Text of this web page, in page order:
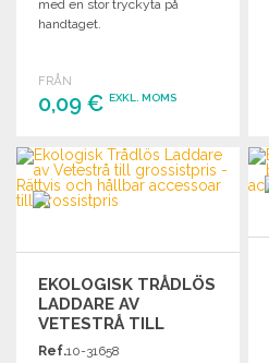
med en stor tryckyta på
handtaget.
FRÅN
0,09 € EXKL. MOMS
BESTÄLL
Begär offert
EKOLOGISK TRÅDLÖS
LADDARE AV
VETESTRÅ TILL
GROSSISTPRIS
Ref.10-31658